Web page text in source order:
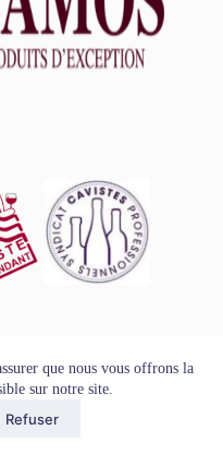
que nous vous offrons la
sur notre site.
Refuser
© 2026
de Vente